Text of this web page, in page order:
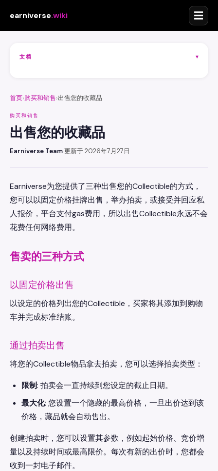
earniverse.wiki ☰
文档 ▾
首页›购买和销售›出售您的收藏品
购买和销售
出售您的收藏品
Earniverse Team·更新于 2026年7月27日
Earniverse为您提供了三种出售您的Collectible的方式，
您可以以固定价格挂牌出售，举办拍卖，或接受并回应私
人报价，平台支付gas费用，所以出售Collectible永远不会
花费任何网络费用。
售卖的三种方式
以固定价格出售
以设定的价格列出您的Collectible，买家将其添加到购物
车并完成标准结账。
通过拍卖出售
将您的Collectible物品拿去拍卖，您可以选择拍卖类型：
限制: 拍卖会一直持续到您设定的截止日期。
最大化: 您设置一个隐藏的最高价格，一旦出价达到该
价格，藏品就会自动售出。
创建拍卖时，您可以设置其参数，例如起始价格、竞价增
量以及持续时间或最高限价。每次有新的出价时，您都会
收到一封电子邮件。